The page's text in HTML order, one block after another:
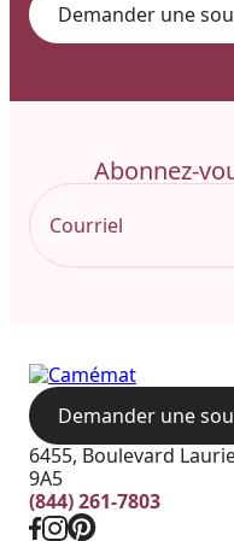
Demander une
Abonnez-
Demander une
6455, Boulevard
9A5
(844) 261-7803